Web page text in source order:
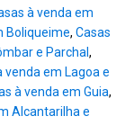
à venda em
Boliqueime, Casas
e Parchal,
venda em Lagoa e
à venda em Guia,
Alcantarilha e